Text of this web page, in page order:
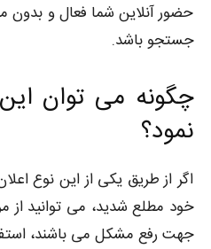
جستجو باشد.
چگونه می توان
نمود؟
اگر از طریق یکی از این نوع
خود مطلع شدید، می توانید از
جهت رفع مشکل می باشند،